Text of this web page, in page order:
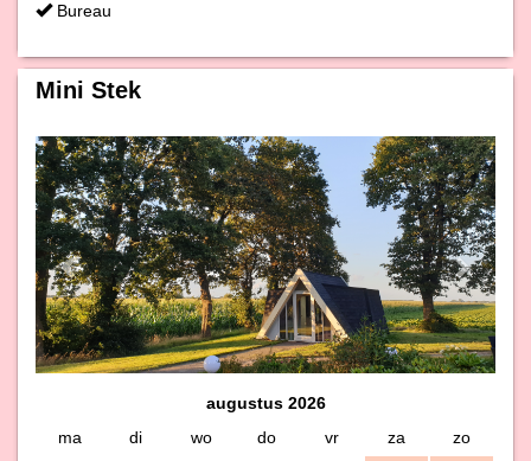
Bureau
Mini Stek
Previous Next
augustus 2026
ma
di wo do vr za
zo